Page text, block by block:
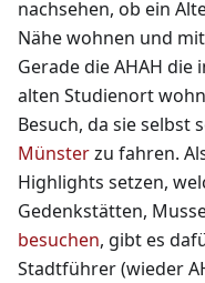
nachsehen, ob ein
Nähe wohnen und
Gerade die AHAH
alten Studienort
Besuch, da sie selbst
Münsterzu fahren.
Highlights setzen,
Gedenkstätten,
besuchen, gibt es
Stadtführer (wieder